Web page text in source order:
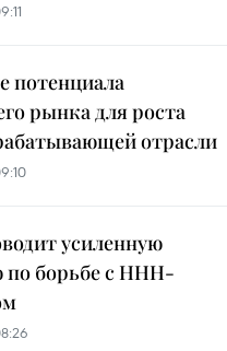
потенциала
рынка для роста
отрасли
усиленную
по борьбе с ННН-